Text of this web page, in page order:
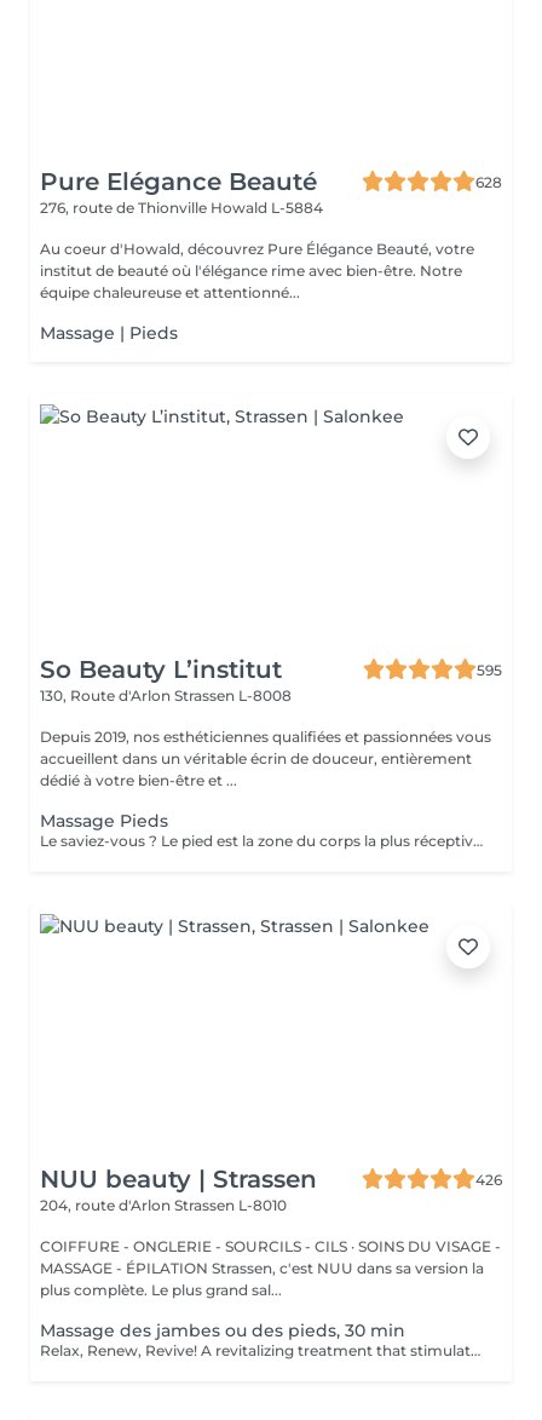
Pure Elégance Beauté
628
276, route de Thionville Howald L-5884
Au coeur d'Howald, découvrez Pure Élégance Beauté, votre
institut de beauté où l'élégance rime avec bien-être. Notre
équipe chaleureuse et attentionné...
Massage | Pieds
So Beauty L’institut
595
130, Route d'Arlon Strassen L-8008
Depuis 2019, nos esthéticiennes qualifiées et passionnées vous
accueillent dans un véritable écrin de douceur, entièrement
dédié à votre bien-être et ...
Massage Pieds
Le saviez-vous ? Le pied est la zone du corps la plus réceptive au massage. Nous n'y pensons pas assez mais les pieds sont une partie très importante du corps et nécessitent un soin tout particulier ! Supportant toute la charge pondérale ainsi que les agressions extérieures telles que le temps, les chaussures trop serrées, à talons ou simplement le fait de marcher toute la journée, nos pieds sont fortement sollicités ! Les massages des pieds sont donc conseillés et très favorables à notre bien-être général !
NUU beauty | Strassen
426
204, route d'Arlon Strassen L-8010
COIFFURE - ONGLERIE - SOURCILS - CILS · SOINS DU VISAGE -
MASSAGE - ÉPILATION Strassen, c'est NUU dans sa version la
plus complète. Le plus grand sal...
Massage des jambes ou des pieds, 30 min
Relax, Renew, Revive! A revitalizing treatment that stimulates circulation, reduces fluid retention, and relieves muscle fatigue. Ideal for clients who spend long hours standing, exercising, or traveling. Light or firm pressure can be tailored to your needs. Age restrictions: there are no age restrictions for this procedure. Post procedure recommendations: do not do sport and any sharp movements for 2-3 hours after the procedure. Frequency: 1-2 times per week, 10 times in total. Repeat once in 3-6 months.